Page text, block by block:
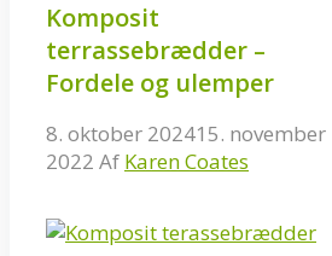
Komposit
terrassebrædder –
Fordele og ulemper
8. oktober 202415. november
2022 Af Karen Coates